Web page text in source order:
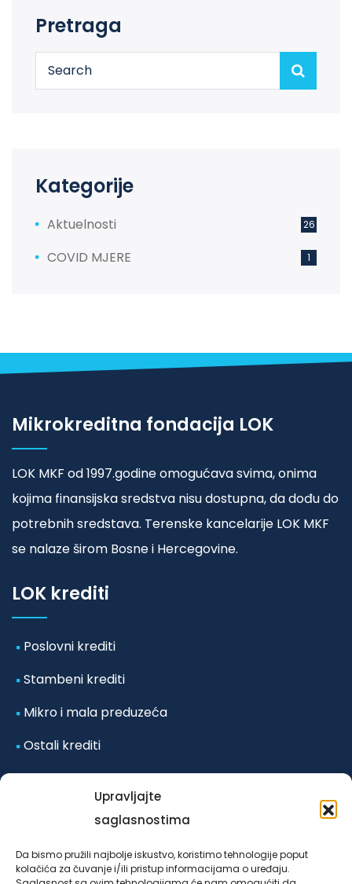
Upravljajte
saglasnostima
Da bismo pružili najbolje iskustvo, koristimo tehnologije poput
kolačića za čuvanje i/ili pristup informacijama o uređaju.
Pretraga
Kategorije
Aktuelnosti 26
COVID MJERE 1
Mikrokreditna fondacija LOK
LOK MKF od 1997.godine omogućava svima, onima
kojima finansijska sredstva nisu dostupna, da dođu do
potrebnih sredstava. Terenske kancelarije LOK MKF
se nalaze širom Bosne i Hercegovine.
LOK krediti
Poslovni krediti
Stambeni krediti
Mikro i mala preduzeća
Ostali krediti
Odluka o posebnim mjerama koje se primjenjuju u
vanrednim okolnostima-poplave iz
mikrokreditne fondacije Sarajevo u Federaciji Bosne i